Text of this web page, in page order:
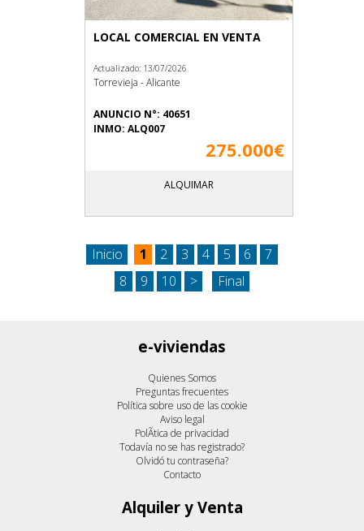
LOCAL COMERCIAL EN VENTA
Actualizado: 13/07/2026
Torrevieja - Alicante
ANUNCIO N°: 40651
INMO: ALQ007
275.000€
ALQUIMAR
Inicio 1 2 3 4 5 6
7
8
9 10 > Final
e-viviendas
Quienes Somos
Preguntas frecuentes
Política sobre uso de las cookie
Aviso legal
PolÃ­tica de privacidad
Todavía no se has registrado?
Olvidó tu contraseña?
Contacto
Alquiler y Venta